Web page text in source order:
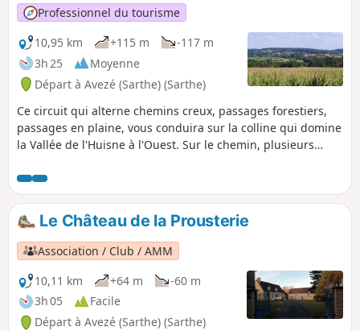
Professionnel du tourisme
10,95 km
+115 m
-117 m
3h 25
Moyenne
Départ à Avezé (Sarthe) (Sarthe)
Ce circuit qui alterne chemins creux, passages forestiers,
passages en plaine, vous conduira sur la colline qui domine
la Vallée de l'Huisne à l'Ouest. Sur le chemin, plusieurs
véritable grenier à foin, qui ont comblé des générations
d'éleveurs.
Le Château de la Prousterie
Association / Club / AMM
10,11 km
+64 m
-60 m
3h 05
Facile
Départ à Avezé (Sarthe) (Sarthe)